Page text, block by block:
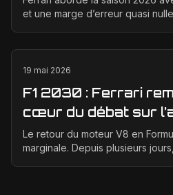
et une marge d’erreur quasi
19 mai 2026
F1 2030 : Ferrari
cœur du débat sur
moteurs
Le retour du moteur V8 en
marginale. Depuis plusieurs